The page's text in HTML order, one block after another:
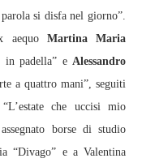
si disfa nel giorno”.
aequo Martina Maria
in padella” e Alessandro
a quattro mani”, seguiti
che uccisi mio
borse di studio
“Divago” e a Valentina